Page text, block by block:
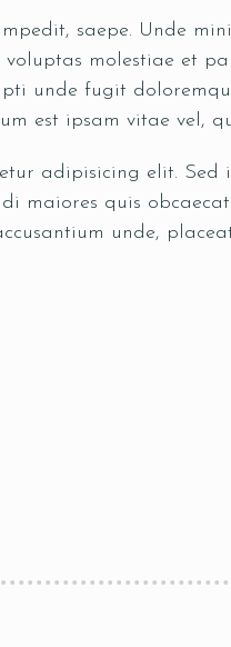
saepe. Unde
molestiae et
unde fugit
est ipsam vitae vel,
adipisicing elit.
maiores quis
unde,